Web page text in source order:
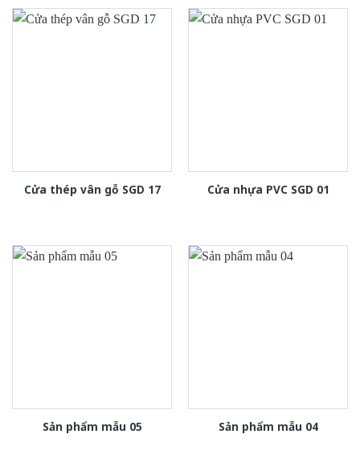
Cửa thép vân gỗ SGD 17 Cửa nhựa PVC SGD 01
Sản phẩm mẫu 05 Sản phẩm mẫu 04